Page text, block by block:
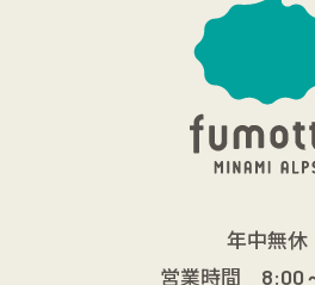
年中無休
営業時間
8:00